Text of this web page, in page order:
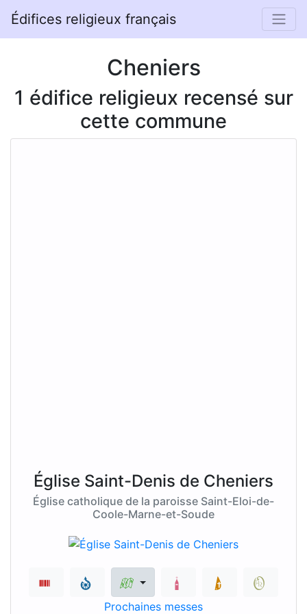
Édifices religieux français
Cheniers
1 édifice religieux recensé sur
cette commune
Église Saint-Denis de Cheniers
Église catholique de la paroisse Saint-Eloi-de-
Coole-Marne-et-Soude
Prochaines messes